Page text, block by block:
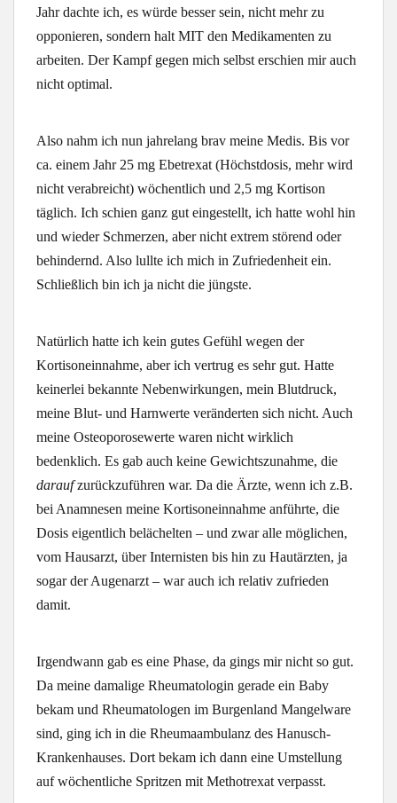
Jahr dachte ich, es würde besser sein, nicht mehr zu
opponieren, sondern halt MIT den Medikamenten zu
arbeiten. Der Kampf gegen mich selbst erschien mir auch
nicht optimal.
Also nahm ich nun jahrelang brav meine Medis. Bis vor
ca. einem Jahr 25 mg Ebetrexat (Höchstdosis, mehr wird
nicht verabreicht) wöchentlich und 2,5 mg Kortison
täglich. Ich schien ganz gut eingestellt, ich hatte wohl hin
und wieder Schmerzen, aber nicht extrem störend oder
behindernd. Also lullte ich mich in Zufriedenheit ein.
Schließlich bin ich ja nicht die jüngste.
Natürlich hatte ich kein gutes Gefühl wegen der
Kortisoneinnahme, aber ich vertrug es sehr gut. Hatte
keinerlei bekannte Nebenwirkungen, mein Blutdruck,
meine Blut- und Harnwerte veränderten sich nicht. Auch
meine Osteoporosewerte waren nicht wirklich
bedenklich. Es gab auch keine Gewichtszunahme, die
daraufzurückzuführen war. Da die Ärzte, wenn ich z.B.
bei Anamnesen meine Kortisoneinnahme anführte, die
Dosis eigentlich belächelten – und zwar alle möglichen,
vom Hausarzt, über Internisten bis hin zu Hautärzten, ja
sogar der Augenarzt – war auch ich relativ zufrieden
damit.
Irgendwann gab es eine Phase, da gings mir nicht so gut.
Da meine damalige Rheumatologin gerade ein Baby
bekam und Rheumatologen im Burgenland Mangelware
sind, ging ich in die Rheumaambulanz des Hanusch-
Krankenhauses. Dort bekam ich dann eine Umstellung
auf wöchentliche Spritzen mit Methotrexat verpasst.